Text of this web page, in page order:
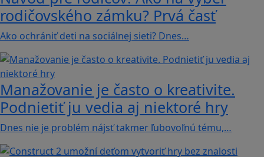
rodičovského zámku? Prvá časť
Ako ochrániť deti na sociálnej sieti? Dnes…
Manažovanie je často o kreativite.
Podnietiť ju vedia aj niektoré hry
Dnes nie je problém nájsť takmer ľubovoľnú tému,…